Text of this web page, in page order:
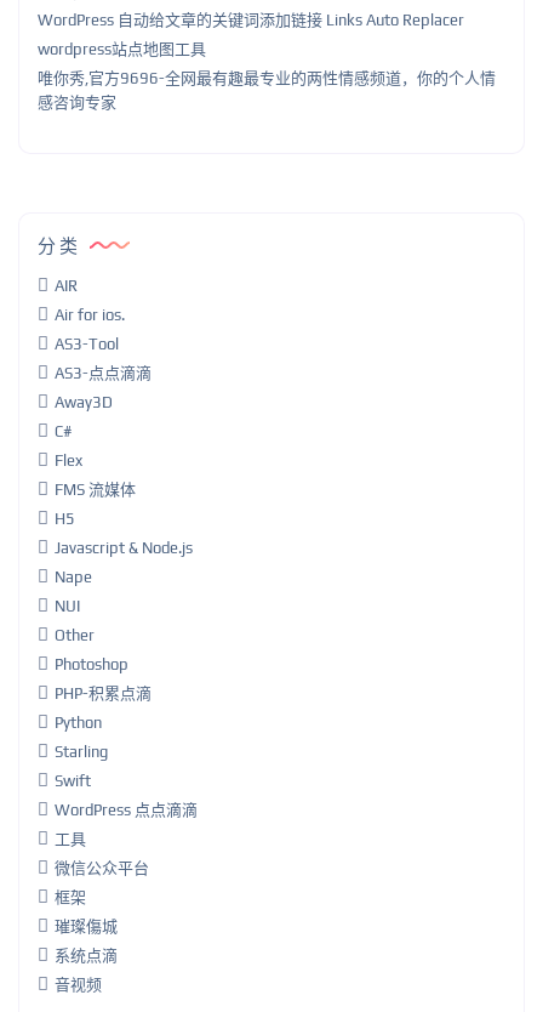
WordPress 自动给文章的关键词添加链接 Links Auto Replacer
wordpress站点地图工具
唯你秀,官方9696-全网最有趣最专业的两性情感频道，你的个人情
感咨询专家
分类
AIR
Air for ios.
AS3-Tool
AS3-点点滴滴
Away3D
C#
Flex
FMS 流媒体
H5
Javascript & Node.js
Nape
NUI
Other
Photoshop
PHP-积累点滴
Python
Starling
Swift
WordPress 点点滴滴
工具
微信公众平台
框架
璀璨傷城
系统点滴
音视频